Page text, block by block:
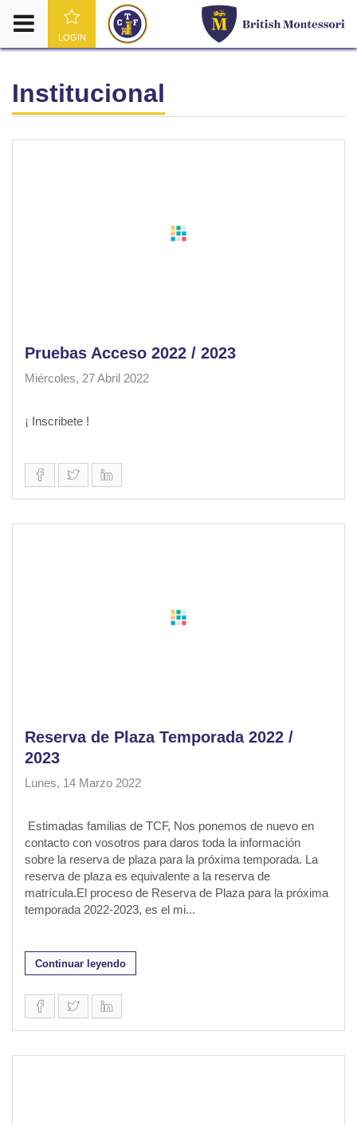
LOGIN
Institucional
Pruebas Acceso 2022 / 2023
Miércoles, 27 Abril 2022
¡ Inscribete !
Reserva de Plaza Temporada 2022 /
2023
Lunes, 14 Marzo 2022
Estimadas familias de TCF, Nos ponemos de nuevo en
contacto con vosotros para daros toda la información
sobre la reserva de plaza para la próxima temporada. La
reserva de plaza es equivalente a la reserva de
matrícula.El proceso de Reserva de Plaza para la próxima
temporada 2022-2023, es el mi...
Continuar leyendo